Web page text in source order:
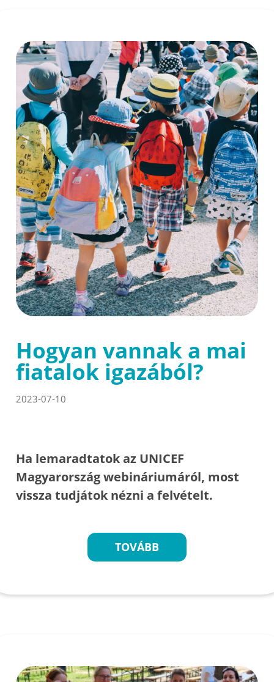
Hogyan vannak a mai
fiatalok igazából?
2023-07-10
Ha lemaradtatok az UNICEF
Magyarország webináriumáról, most
vissza tudjátok nézni a felvételt.
TOVÁBB